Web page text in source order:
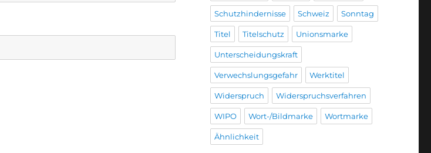
Schutzhindernisse Schweiz Sonntag
Titel Titelschutz Unionsmarke
Unterscheidungskraft
Verwechslungsgefahr Werktitel
Widerspruch Widerspruchsverfahren
WIPO Wort-/Bildmarke Wortmarke
Ähnlichkeit